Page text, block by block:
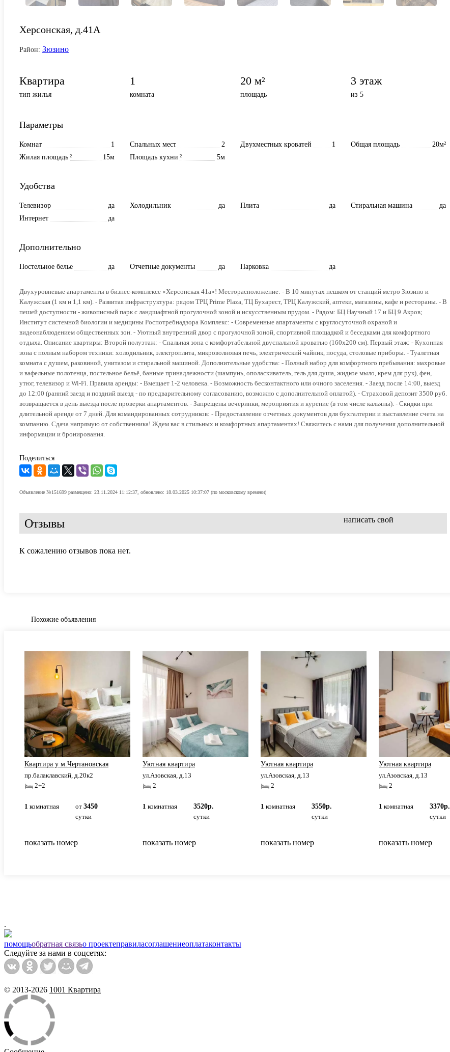
Херсонская, д.41А
Район: Зюзино
Квартира
тип жилья
1
комната
20 м²
площадь
3 этаж
из 5
Параметры
Комнат 1 Спальных мест 2 Двухместных кроватей 1 Общая площадь
20м²
Жилая площадь
15м
² Площадь кухни 5м
²
Удобства
Телевизор да Холодильник да Плита да Стиральная машина
да
Интернет
да
Дополнительно
Постельное белье да Отчетные документы да Парковка да
Двухуровневые апартаменты в бизнес-комплексе «Херсонская 41a»! Месторасположение: - В 10 минутах пешком от станций метро Зюзино и
Калужская (1 км и 1,1 км). - Развитая инфраструктура: рядом ТРЦ Prime Plaza, ТЦ Бухарест, ТРЦ Калужский, аптеки, магазины, кафе и рестораны. - В
пешей доступности - живописный парк с ландшафтной прогулочной зоной и искусственным прудом. - Рядом: БЦ Научный 17 и БЦ 9 Акров;
Институт системной биологии и медицины Роспотребнадзора Комплекс: - Современные апартаменты с круглосуточной охраной и
видеонаблюдением общественных зон. - Уютный внутренний двор с прогулочной зоной, спортивной площадкой и беседками для комфортного
отдыха. Описание квартиры: Второй полуэтаж: - Спальная зона с комфортабельной двуспальной кроватью (160x200 см). Первый этаж: - Кухонная
зона с полным набором техники: холодильник, электроплита, микроволновая печь, электрический чайник, посуда, столовые приборы. - Туалетная
комната с душем, раковиной, унитазом и стиральной машиной. Дополнительные удобства: - Полный набор для комфортного пребывания: махровые
и вафельные полотенца, постельное бельё, банные принадлежности (шампунь, ополаскиватель, гель для душа, жидкое мыло, крем для рук), фен,
утюг, телевизор и Wi-Fi. Правила аренды: - Вмещает 1-2 человека. - Возможность бесконтактного или очного заселения. - Заезд после 14:00, выезд
до 12:00 (ранний заезд и поздний выезд - по предварительному согласованию, возможно с дополнительной оплатой). - Страховой депозит 3500 руб.
возвращается в день выезда после проверки апартаментов. - Запрещены вечеринки, мероприятия и курение (в том числе кальяны). - Скидки при
длительной аренде от 7 дней. Для командированных сотрудников: - Предоставление отчетных документов для бухгалтерии и выставление счета на
компанию. Сдача напрямую от собственника! Ждем вас в стильных и комфортных апартаментах! Свяжитесь с нами для получения дополнительной
информации и бронирования.
Поделиться
Объявление №151699 размещено: 23.11.2024 11:12:37, обновлено: 18.03.2025 10:37:07 (по московскому времени)
Отзывы написать свой
К сожалению отзывов пока нет.
Похожие объявления
Квартира у м.Чертановская
пр.балаклавский, д.20к2
2+2
1 комнатная от 3450
сутки
показать номер
Уютная квартира
ул.Азовская, д.13
2
1 комнатная
3520р.
сутки
показать номер
Уютная квартира
ул.Азовская, д.13
2
1 комнатная
3550р.
сутки
показать номер
Уютная квартира
ул.Азовская, д.13
2
1 комнатная
3370р.
сутки
показать номер
.
помощьобратная связьо проектеправиласоглашениеоплатаконтакты
Следуйте за нами в соцсетях:
© 2013-2026 1001 Квартира